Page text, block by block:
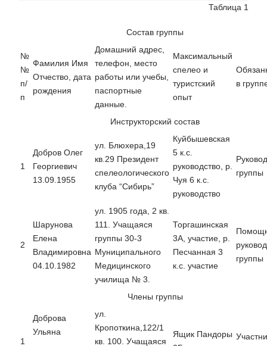
Таблица 1
Состав группы
№
№
п/
п
Фамилия Имя
Отчество, дата
рождения
Домашний адрес,
телефон, место
работы или учебы,
паспортные
данные.
Максимальный
спелео и
туристский
опыт
в
Инструкторский состав
1
Добров Олег
Георгиевич
13.09.1955
ул. Блюхера,19
кв.29 Президент
спелеологического
клуба “Сибирь”
Куйбышевская
5 к.с.
руководство, р.
Чуя 6 к.с.
руководство
группы
2
Шарунова
Елена
Владимировна
04.10.1982
ул. 1905 года, 2 кв.
111. Учащаяся
группы 30-3
Муниципального
Медицинского
училища № 3.
Торгашинская
3А, участие, р.
Песчанная 3
к.с. участие
группы
Члены группы
1
Доброва
Ульяна
ул.
Кропоткина,122/1
кв. 100. Учащаяся
Ящик Пандоры